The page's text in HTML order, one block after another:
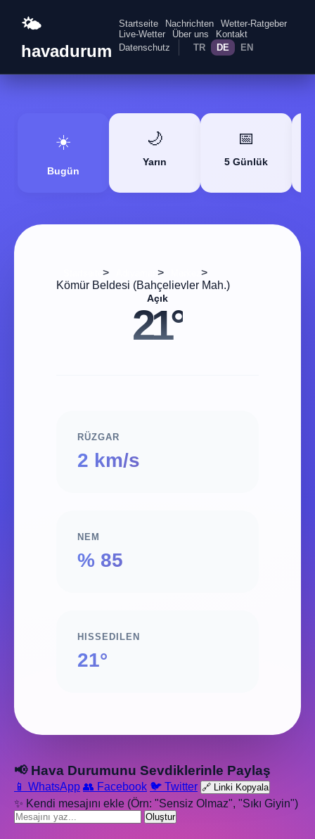
🌤️
havadurum
Startseite Nachrichten
Wetter-Ratgeber
Live-Wetter
Über uns
Kontakt
Datenschutz
TR DE EN
☀️
Bugün
🌙
Yarın
📅
5 Günlük
> >
>
Kömür Beldesi (Bahçelievler Mah.)
Açık
21°
RÜZGAR
2 km/s
NEM
% 85
HISSEDILEN
21°
📢 Hava Durumunu Sevdiklerinle Paylaş
📱 WhatsApp 👥 Facebook 🐦 Twitter 🔗 Linki Kopyala
✨ Kendi mesajını ekle (Örn: "Sensiz Olmaz", "Sıkı Giyin")
Oluştur